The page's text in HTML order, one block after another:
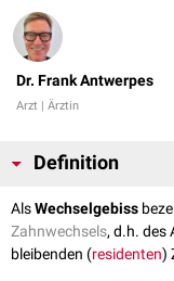
Dr. Frank Antwerpes
Arzt | Ärztin
Definition
AlsWechselgebiss
Zahnwechsels, d.h. des
bleibenden (residenten)